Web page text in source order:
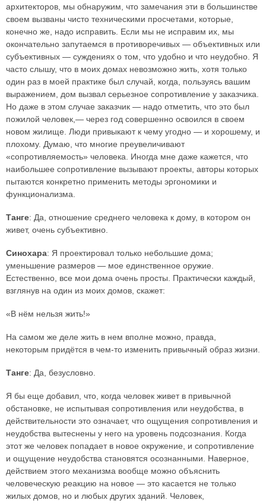
архитекторов, мы обнаружим, что замечания эти в большинстве
своем вызваны чисто техническими просчетами, которые,
конечно же, надо исправить. Если мы не исправим их, мы
окончательно запутаемся в противоречивых — объективных или
субъективных — суждениях о том, что удобно и что неудобно. Я
часто слышу, что в моих домах невозможно жить, хотя только
один раз в моей практике был случай, когда, пользуясь вашим
выражением, дом вызвал серьезное сопротивление у заказчика.
Но даже в этом случае заказчик — надо отметить, что это был
пожилой человек,— через год совершенно освоился в своем
новом жилище. Люди привыкают к чему угодно — и хорошему, и
плохому. Думаю, что многие преувеличивают
«сопротивляемость» человека. Иногда мне даже кажется, что
наибольшее сопротивление вызывают проекты, авторы которых
пытаются конкретно применить методы эргономики и
функционализма.
Танге: Да, отношение среднего человека к дому, в котором он
живет, очень субъективно.
Синохара: Я проектировал только небольшие дома;
уменьшение размеров — мое единственное оружие.
Естественно, все мои дома очень просты. Практически каждый,
взглянув на один из моих домов, скажет:
«В нём нельзя жить!»
На самом же деле жить в нем вполне можно, правда,
некоторым придётся в чем-то изменить привычный образ жизни.
Танге: Да, безусловно.
Я бы еще добавил, что, когда человек живет в привычной
обстановке, не испытывая сопротивления или неудобства, в
действительности это означает, что ощущения сопротивления и
неудобства вытеснены у него на уровень подсознания. Когда
этот же человек попадает в новое окружение, и сопротивление
и ощущение неудобства становятся осознанными. Наверное,
действием этого механизма вообще можно объяснить
человеческую реакцию на новое — это касается не только
жилых домов, но и любых других зданий. Человек,